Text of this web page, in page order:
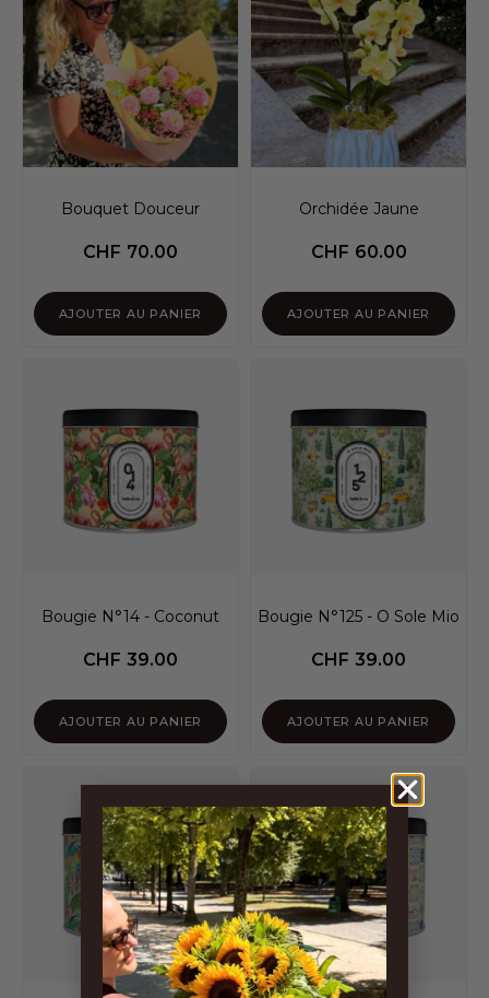
Bouquet Douceur
CHF 70.00
AJOUTER AU PANIER
Orchidée Jaune
CHF 60.00
AJOUTER AU PANIER
Bougie N°14 - Coconut
CHF 39.00
AJOUTER AU PANIER
Bougie N°125 - O Sole Mio
CHF 39.00
AJOUTER AU PANIER